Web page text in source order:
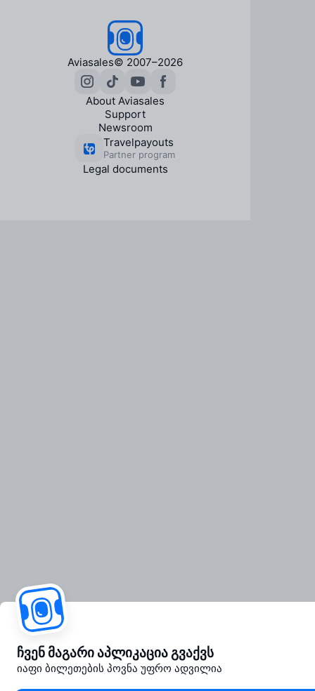
Aviasales© 2007–2026
About Aviasales
Support
Newsroom
Travelpayouts
Partner program
Legal documents
ჩვენ მაგარი აპლიკაცია გვაქვს
იაფი ბილეთების პოვნა უფრო ადვილია